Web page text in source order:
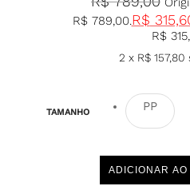
R$ 789,00.R$
R$
2 x R$ 157,80
TAMANHO PP
ADICIONAR